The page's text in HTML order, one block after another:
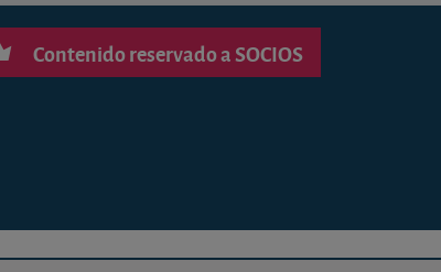
Contenido reservado a SOCIOS